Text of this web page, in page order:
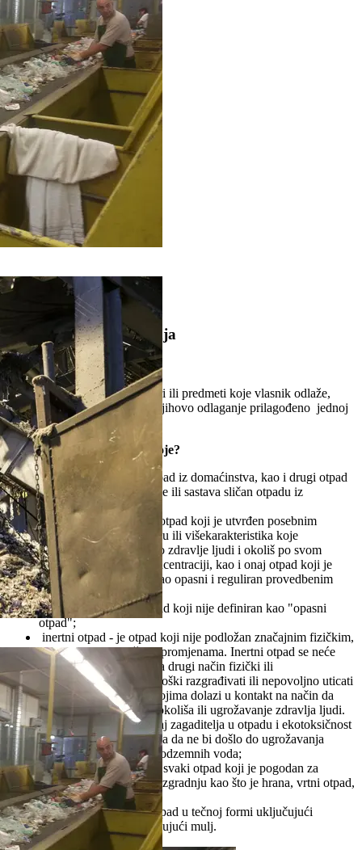
1
Često postavljana pitanja
Šta je otpad?
Otpad se definiše kao sve tvari ili predmeti koje vlasnik odlaže,
namjerava odložiti ili se traži njihovo odlaganje prilagođeno jednoj
od kategorija.
Koje kategorije otpada postoje?
komunalni otpad ‐ je otpad iz domaćinstva, kao i drugi otpad
koji je zbog svoje prirode ili sastava sličan otpadu iz
domaćinstva;
opasni otpad ‐ je svaki otpad koji je utvrđen posebnim
propisom i koji ima jednu ili višekarakteristika koje
prouzrokuju opasnost po zdravlje ljudi i okoliš po svom
porijeklu, sastavu ili koncentraciji, kao i onaj otpad koji je
naveden u listi otpada kao opasni i reguliran provedbenim
propisom;
neopasni otpad ‐ je otpad koji nije definiran kao "opasni
otpad";
inertni otpad ‐ je otpad koji nije podložan značajnim fizičkim,
hemijskim ili biološkim promjenama. Inertni otpad se neće
rastvarati, spaljivati ili na drugi način fizički ili
hemijski obrađivati, biološki razgrađivati ili nepovoljno uticati
na druge supstance sa kojima dolazi u kontakt na način da
prouzrokuje zagađenje okoliša ili ugrožavanje zdravlja ljudi.
Ukupna vlažnost, sadržaj zagaditelja u otpadu i ekotoksičnost
filtrata mora biti neznatna da ne bi došlo do ugrožavanja
kvaliteta površinskih i podzemnih voda;
biorazgradivi otpad ‐ je svaki otpad koji je pogodan za
aerobnu ili anaerobnu razgradnju kao što je hrana, vrtni otpad,
papir i karton;
tečni otpad ‐ je svaki otpad u tečnoj formi uključujući
otpadne vode, ali isključujući mulj.